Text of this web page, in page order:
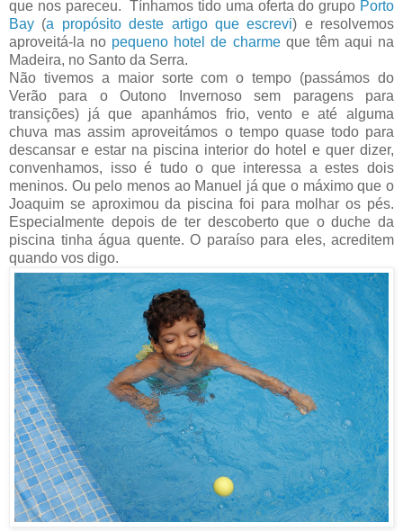
que nos pareceu. Tínhamos tido uma oferta do grupo Porto
Bay (a propósito deste artigo que escrevi) e resolvemos
aproveitá-la no pequeno hotel de charmeque têm aqui na
Madeira, no Santo da Serra.
Não tivemos a maior sorte com o tempo (passámos do
Verão para o Outono Invernoso sem paragens para
transições) já que apanhámos frio, vento e até alguma
chuva mas assim aproveitámos o tempo quase todo para
descansar e estar na piscina interior do hotel e quer dizer,
convenhamos, isso é tudo o que interessa a estes dois
meninos. Ou pelo menos ao Manuel já que o máximo que o
Joaquim se aproximou da piscina foi para molhar os pés.
Especialmente depois de ter descoberto que o duche da
piscina tinha água quente. O paraíso para eles, acreditem
quando vos digo.